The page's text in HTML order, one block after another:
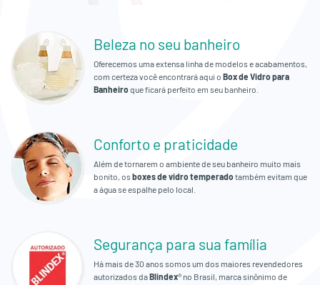
Orçamento
Fale
Conosco
Beleza no seu banheiro
Oferecemos uma extensa linha de modelos e acabamentos,
com certeza você encontrará aqui o Box de Vidro para
Banheiroque ficará perfeito em seu banheiro.
Conforto e praticidade
Além de tornarem o ambiente de seu banheiro muito mais
bonito, os boxes de vidro temperadotambém evitam que
a água se espalhe pelo local.
Segurança para sua família
Há mais de 30 anos somos um dos maiores revendedores
autorizados daBlindex® no Brasil, marca sinônimo de